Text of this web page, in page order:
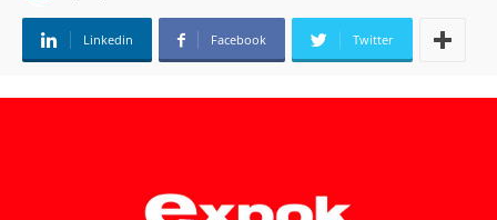
Linkedin Facebook Twitter